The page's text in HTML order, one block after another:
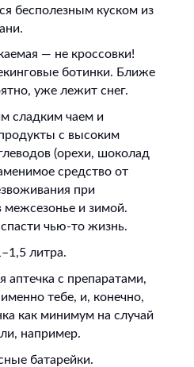
бесполезным куском из
— не кроссовки!
ботинки. Ближе
уже лежит снег.
сладким чаем и
с высоким
(орехи, шоколад
средство от
при
межсезонье и зимой.
чью-то жизнь.
литра.
аптечка с препаратами,
тебе, и, конечно,
как минимум на случай
например.
батарейки.